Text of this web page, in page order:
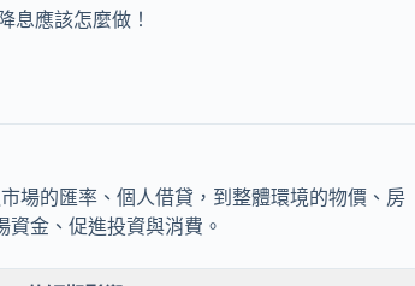
息應該怎麼做！
場的匯率、個人借貸，到整體環境的物價、房
金、促進投資與消費。